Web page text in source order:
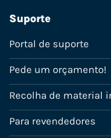
Suporte
Portal de suporte
Pede um orçamento!
Recolha de material
Para revendedores